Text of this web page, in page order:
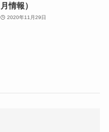
月情報）
2020年11月29日